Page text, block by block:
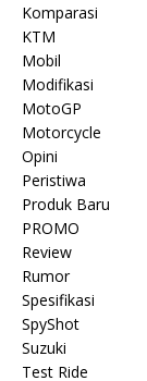
Komparasi
KTM
Mobil
Modifikasi
MotoGP
Motorcycle
Opini
Peristiwa
Produk Baru
PROMO
Review
Rumor
Spesifikasi
SpyShot
Suzuki
Test Ride